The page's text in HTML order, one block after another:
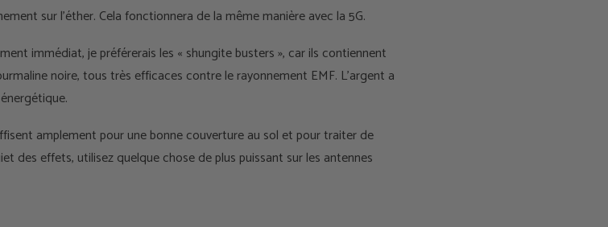
sur l'éther. Cela fonctionnera de la même manière avec la 5G.
immédiat, je préférerais les « shungite busters », car ils contiennent
noire, tous très efficaces contre le rayonnement EMF. L'argent a
amplement pour une bonne couverture au sol et pour traiter de
des effets, utilisez quelque chose de plus puissant sur les antennes